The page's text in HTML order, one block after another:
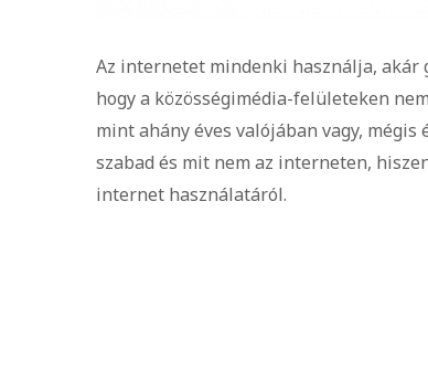
Az internetet mindenki használja, akár
hogy a közösségimédia-felületeken
mint ahány éves valójában vagy,
szabad és mit nem az interneten,
internet használatáról.